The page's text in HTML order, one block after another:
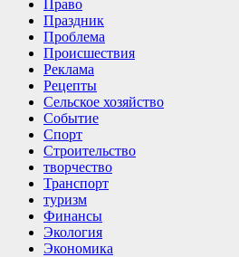
Право
Праздник
Проблема
Происшествия
Реклама
Рецепты
Сельское хозяйство
Событие
Спорт
Строительство
творчество
Транспорт
туризм
Финансы
Экология
Экономика